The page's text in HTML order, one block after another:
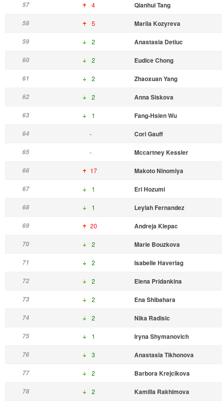
57 4 Qianhui Tang
58 5 Mariia Kozyreva
59 2 Anastasia Detiuc
60 2 Eudice Chong
61 2 Zhaoxuan Yang
62 2 Anna Siskova
63 1 Fang-Hsien Wu
64 - Cori Gauff
65 - Mccartney Kessler
66 17 Makoto Ninomiya
67 1 Eri Hozumi
68 1 Leylah Fernandez
69 20 Andreja Klepac
70 2 Marie Bouzkova
71 2 Isabelle Haverlag
72 2 Elena Pridankina
73 2 Ena Shibahara
74 2 Nika Radisic
75 1 Iryna Shymanovich
76 3 Anastasia Tikhonova
77 2 Barbora Krejcikova
78 2 Kamilla Rakhimova